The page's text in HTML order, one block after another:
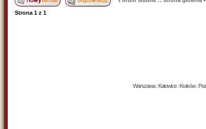
Strona 1 z 1
Warszawa : Katowice : Kraków :